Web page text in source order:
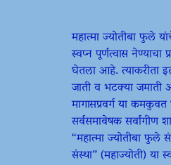
महात्मा ज्योतीबा फुले
स्वप्न पूर्णत्वास नेण्याचा
घेतला आहे. त्याकरीता
जाती व भटक्या जमाती
मागासप्रवर्ग या
सर्वसमावेषक सर्वांगीण
“महात्मा ज्योतीबा फुले
संस्था” (महाज्योती) या